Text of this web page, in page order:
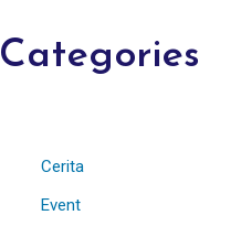
Categories
Cerita
Event